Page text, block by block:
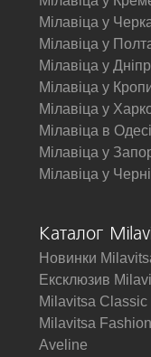
Мілавіца у
Мілавіца у
Мілавіца у
Мілавіца у
Мілавіца у
Мілавіца в Одесі
Мілавіца у
Мілавіца у
Каталог
Новинки
Ексклюзив
Milavitsa Classic
Milavitsa Fashion
Aveline